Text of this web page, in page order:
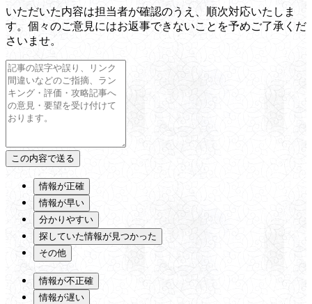
いただいた内容は担当者が確認のうえ、順次対応いたしま
す。個々のご意見にはお返事できないことを予めご了承くだ
さいませ。
情報が正確
情報が早い
分かりやすい
探していた情報が見つかった
その他
情報が不正確
情報が遅い